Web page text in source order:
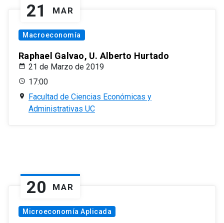
21 MAR
Macroeconomía
Raphael Galvao, U. Alberto Hurtado
21 de Marzo de 2019
17:00
Facultad de Ciencias Económicas y
Administrativas UC
20 MAR
Microeconomía Aplicada